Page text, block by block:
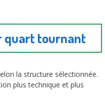
quart tournant
la structure sélectionnée.
plus technique et plus